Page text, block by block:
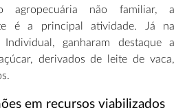
agropecuária não familiar, a
é a principal atividade. Já na
ganharam destaque a
derivados de leite de vaca,
em recursos viabilizados